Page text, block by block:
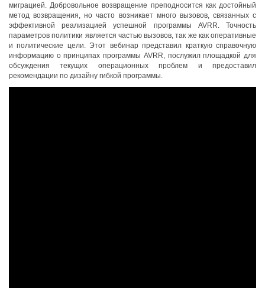
миграцией. Добровольное возвращение преподносится как достойный
метод возвращения, но часто возникает много вызовов, связанных с
эффективной реализацией успешной программы AVRR. Точность
параметров политики является частью вызовов, так же как оперативные
и политические цели. Этот вебинар представил краткую справочную
информацию о принципах программы AVRR, послужил площадкой для
обсуждения текущих операционных проблем и предоставил
рекомендации по дизайну гибкой программы.